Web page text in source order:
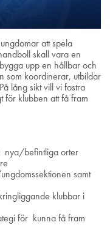
att spela
skall vara en
upp en hållbar och
som koordinerar, utbildar
lång sikt vill vi fostra
för klubben att få fram
nya/befintliga orter
samt
klubbar i
för kunna få fram